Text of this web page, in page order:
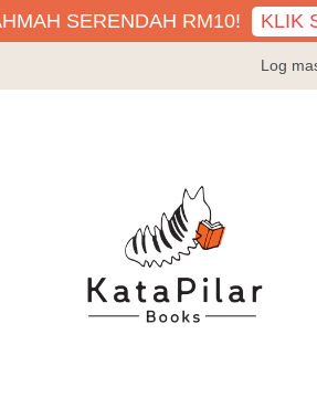
SERENDAH RM10! KLIK
Log